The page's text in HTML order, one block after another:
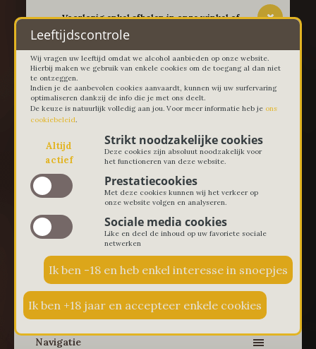
-- Voorlopig enkel afhalen in onze winkel of
thuislevering in Lievegem vanaf 100 euro --
0 € 0,00
Navigatie
Leeftijdscontrole
Wij vragen uw leeftijd omdat we alcohol aanbieden op onze website.
Hierbij maken we gebruik van enkele cookies om de toegang al dan niet
te ontzeggen.
Indien je de aanbevolen cookies aanvaardt, kunnen wij uw surfervaring
optimaliseren dankzij de info die je met ons deelt.
De keuze is natuurlijk volledig aan jou. Voor meer informatie heb je ons
cookiebeleid.
Altijd
actief
Strikt noodzakelijke cookies
Deze cookies zijn absoluut noodzakelijk voor
het functioneren van deze website.
Prestatiecookies
Met deze cookies kunnen wij het verkeer op
onze website volgen en analyseren.
Sociale media cookies
Like en deel de inhoud op uw favoriete sociale
netwerken